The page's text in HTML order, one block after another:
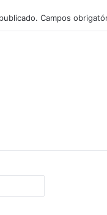
Campos